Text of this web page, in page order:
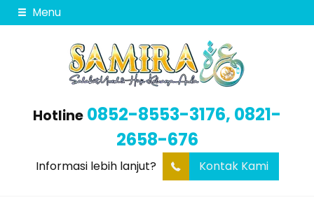
Menu
Hotline 0852-8553-3176, 0821-
2658-676
Informasi lebih lanjut? Kontak Kami